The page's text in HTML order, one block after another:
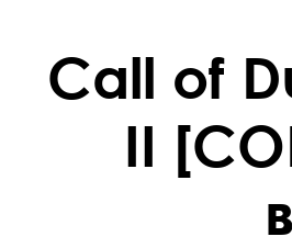
Call of
II